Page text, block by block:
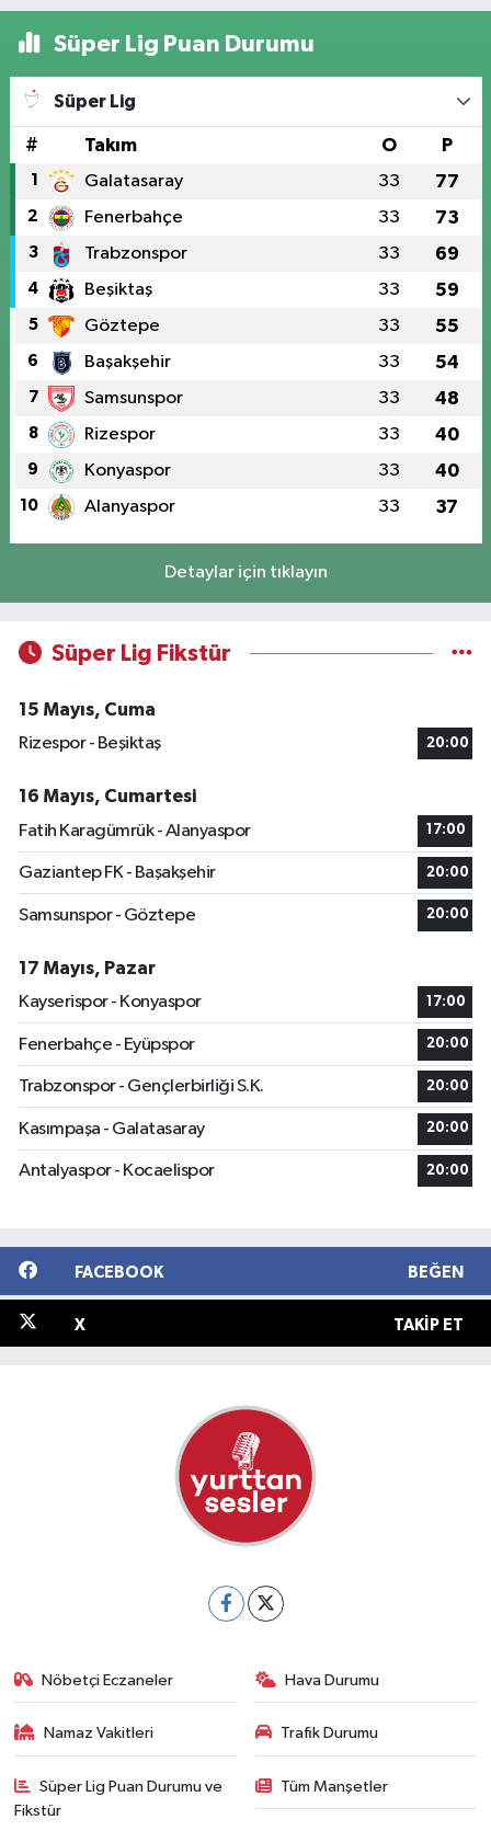
Süper Lig Puan Durumu
Süper Lig
# Takım O P
1 Galatasaray 33 77
2 Fenerbahçe 33 73
3 Trabzonspor 33 69
4 Beşiktaş 33 59
5 Göztepe 33 55
6 Başakşehir 33 54
7 Samsunspor 33 48
8 Rizespor 33 40
9 Konyaspor 33 40
10 Alanyaspor 33 37
Detaylar için tıklayın
Süper Lig Fikstür
15 Mayıs, Cuma
Rizespor - Beşiktaş
20:00
16 Mayıs, Cumartesi
Fatih Karagümrük - Alanyaspor
17:00
Gaziantep FK - Başakşehir 20:00
Samsunspor - Göztepe 20:00
17 Mayıs, Pazar
Kayserispor - Konyaspor
17:00
Fenerbahçe - Eyüpspor 20:00
Trabzonspor - Gençlerbirliği S.K. 20:00
Kasımpaşa - Galatasaray 20:00
Antalyaspor - Kocaelispor 20:00
FACEBOOK BEĞEN
X TAKIP ET
Nöbetçi Eczaneler Hava Durumu
Namaz Vakitleri Trafik Durumu
Süper Lig Puan Durumu ve
Fikstür
Tüm Manşetler